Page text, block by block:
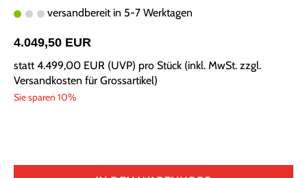
versandbereit in 5-7 Werktagen
4.049,50 EUR
statt4.499,00 EUR (UVP) pro Stück (inkl. MwSt. zzgl.
Versandkosten für Grossartikel)
Sie sparen 10%